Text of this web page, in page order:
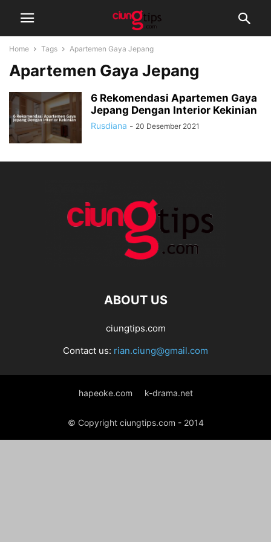
Home Tags Apartemen Gaya Jepang
Apartemen Gaya Jepang
6 Rekomendasi Apartemen Gaya
Jepang Dengan Interior Kekinian
Rusdiana - 20 Desember 2021
ABOUT US
ciungtips.com
Contact us: rian.ciung@gmail.com
hapeoke.com k-drama.net
© Copyright ciungtips.com - 2014